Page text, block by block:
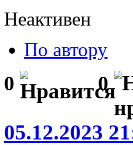
Неактивен
По автору
0 0
05.12.2023